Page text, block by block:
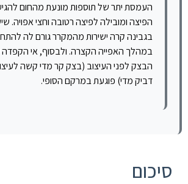
העמסת יתר של תוספות מונעת מהחום
הפיצה ומובילה לפיצה רטובה וחצי אפויה.
בגבינה קרה ישירות מהמקרר גורם לה
במהלך האפייה הקצרה. ולבסוף, אי
הבצק לפני העיצוב (בצק קר מדי קשה
דביק מדי) פוגעת במרקם הסופי.
סיכום